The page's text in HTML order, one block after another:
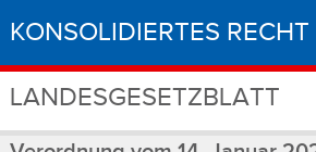
KONSOLIDIERTES RECHT
LANDESGESETZBLATT